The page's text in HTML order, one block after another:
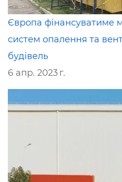
Європа фінансуватиме
систем опалення та
будівель
6 апр. 2023 г.